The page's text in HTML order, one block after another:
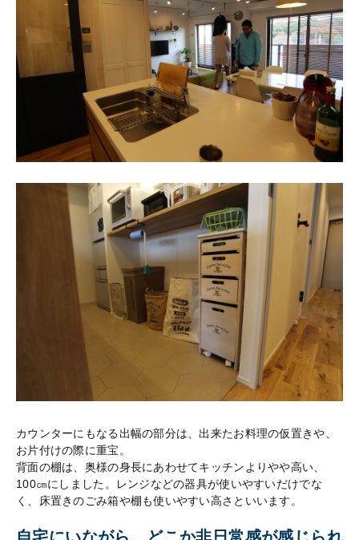
カウンターにもなる出幅の部分は、出来たお料理の仮置きや、
お片付けの際に重宝。
背面の棚は、奥様の身長にあわせてキッチンよりやや高い、
100㎝にしました。レンジなどの器具が使いやすいだけでな
く、床置きのごみ箱や棚も使いやすい高さといいます。